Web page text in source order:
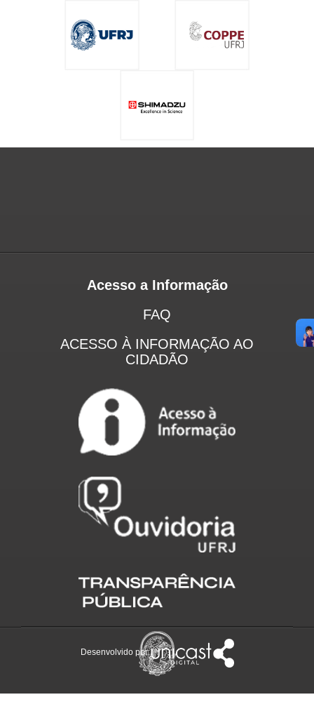
Acesso a Informação
FAQ
ACESSO À INFORMAÇÃO AO
CIDADÃO
Desenvolvido por: